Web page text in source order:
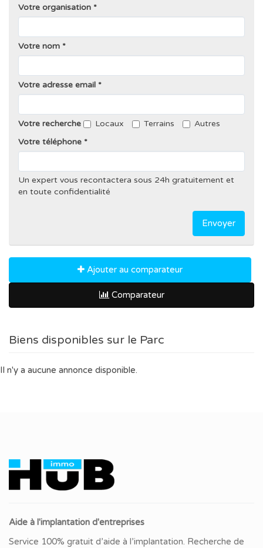
Votre organisation
Votre nom
Votre adresse email
Votre recherche Locaux Terrains
Autres
Votre téléphone
Un expert vous recontactera sous 24h gratuitement et
en toute confidentialité
Envoyer
Ajouter au comparateur
Comparateur
Biens disponibles sur le Parc
Il n'y a aucune annonce disponible.
Aide à l'implantation d'entreprises
Service 100% gratuit d’aide à l’implantation. Recherche de